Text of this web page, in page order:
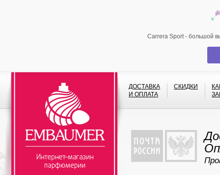
Carrera Sport - большой
ДОСТАВКА
И ОПЛАТА
СКИДКИ